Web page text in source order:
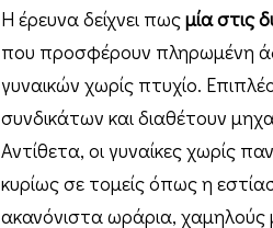
Η έρευνα δείχνει πωςμία στις
που προσφέρουν πληρωμένη
γυναικών χωρίς πτυχίο.
συνδικάτων και διαθέτουν
Αντίθετα, οι γυναίκες χωρίς
κυρίως σε τομείς όπως η
ακανόνιστα ωράρια, χαμηλούς